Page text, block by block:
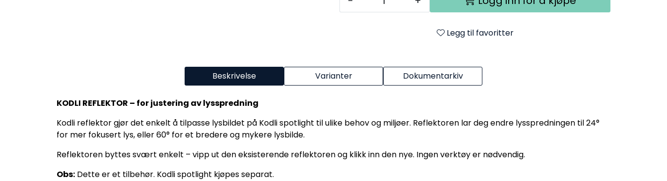
Legg til favoritter
Beskrivelse Varianter Dokumentarkiv
KODLI REFLEKTOR – for justering av lysspredning
Kodli reflektor gjør det enkelt å tilpasse lysbildet på Kodli spotlight til ulike behov og miljøer. Reflektoren lar deg endre lysspredningen til 24°
for mer fokusert lys, eller 60° for et bredere og mykere lysbilde.
Reflektoren byttes svært enkelt – vipp ut den eksisterende reflektoren og klikk inn den nye. Ingen verktøy er nødvendig.
Obs: Dette er et tilbehør. Kodli spotlight kjøpes separat.